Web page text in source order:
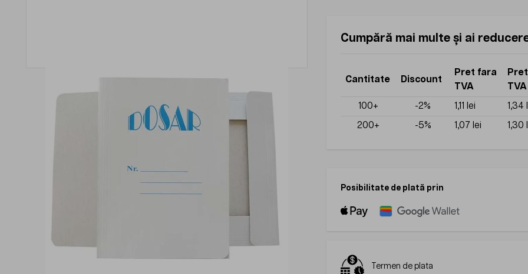
Cumpără mai multe și ai
Cantitate Discount
Pret fara
TVA
TVA
100+
-2% 1,11 lei
1,34
200+
-5% 1,07 lei 1,30
Posibilitate de plată prin
Termen de plata